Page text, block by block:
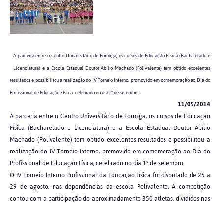
A parceria entre o Centro Universitário de Formiga, os cursos de Educação Física (Bacharelado e
Licenciatura) e a Escola Estadual Doutor Abílio Machado (Polivalente) tem obtido excelentes
resultados e possibilitou a realização do IV Torneio Interno, promovido em comemoração ao Dia do
Profissional de Educação Física, celebrado no dia 1º de setembro.
11/09/2014
A parceria entre o Centro Universitário de Formiga, os cursos de Educação
Física (Bacharelado e Licenciatura) e a Escola Estadual Doutor Abílio
Machado (Polivalente) tem obtido excelentes resultados e possibilitou a
realização do IV Torneio Interno, promovido em comemoração ao Dia do
Profissional de Educação Física, celebrado no dia 1º de setembro.
O IV Torneio Interno Profissional da Educação Física foi disputado de 25 a
29 de agosto, nas dependências da escola Polivalente. A competição
contou com a participação de aproximadamente 350 atletas, divididos nas